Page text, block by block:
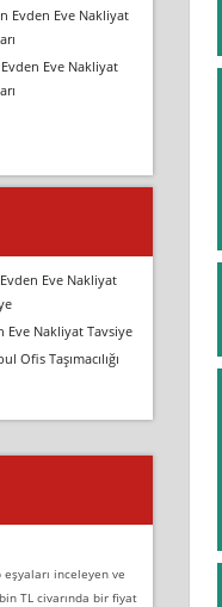
Evden Eve Nakliyat
Eve Nakliyat
Eve Nakliyat
Eve Nakliyat Tavsiye
Ofis Taşımacılığı
inceleyen ve
TL civarında bir fiyat